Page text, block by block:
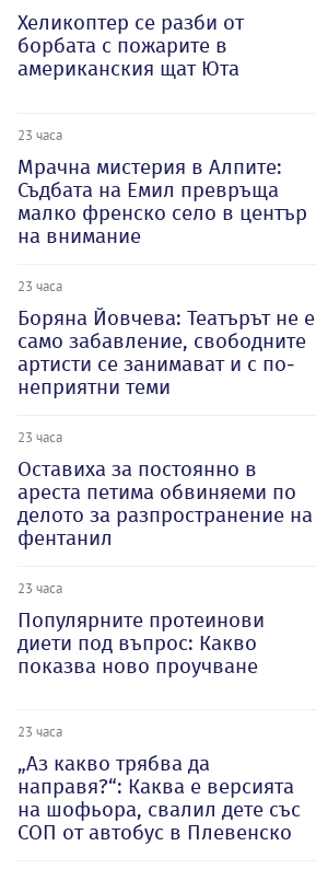
Хеликоптер се разби от
борбата с пожарите в
американския щат Юта
23 часа
Мрачна мистерия в Алпите:
Съдбата на Емил превръща
малко френско село в център
на внимание
23 часа
Боряна Йовчева: Театърът не е
само забавление, свободните
артисти се занимават и с по-
неприятни теми
23 часа
Оставиха за постоянно в
ареста петима обвиняеми по
делото за разпространение на
фентанил
23 часа
Популярните протеинови
диети под въпрос: Какво
показва ново проучване
23 часа
„Аз какво трябва да
направя?“: Каква е версията
на шофьора, свалил дете със
СОП от автобус в Плевенско